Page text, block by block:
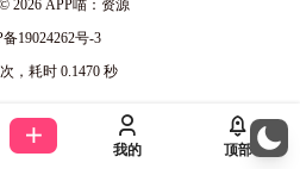
2026APP喵：资源
19024262号-3
，耗时 0.1470 秒
我的 顶部